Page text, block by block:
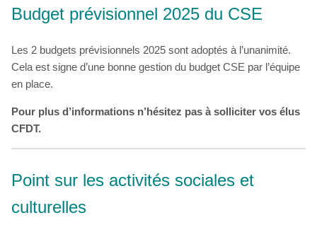
Budget prévisionnel 2025 du CSE
Les 2 budgets prévisionnels 2025 sont adoptés à l’unanimité.
Cela est signe d’une bonne gestion du budget CSE par l’équipe
en place.
Pour plus d’informations n’hésitez pas à solliciter vos élus
CFDT.
Point sur les activités sociales et
culturelles